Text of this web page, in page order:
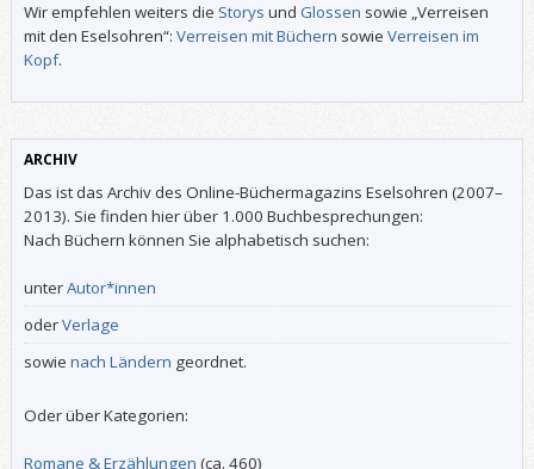
Wir empfehlen weiters die Storys und Glossen sowie „Verreisen
mit den Eselsohren“: Verreisen mit Büchern sowie Verreisen im
Kopf.
ARCHIV
Das ist das Archiv des Online-Büchermagazins Eselsohren (2007–
2013). Sie finden hier über 1.000 Buchbesprechungen:
Nach Büchern können Sie alphabetisch suchen:
unterAutor*innen
oderVerlage
sowie nach Ländern geordnet.
Oder über Kategorien:
Romane & Erzählungen (ca. 460)